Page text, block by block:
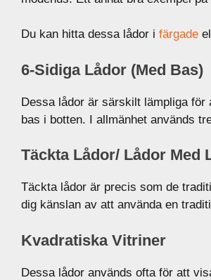
Du kan hitta dessa lådor i färgade
6-Sidiga Lådor (med Bas)
Dessa lådor är särskilt lämpliga
bas i botten. I allmänhet används
Täckta Lådor/ Lådor Med
Täckta lådor är precis som de
dig känslan av att använda en
Kvadratiska Vitriner
Dessa lådor används ofta för att